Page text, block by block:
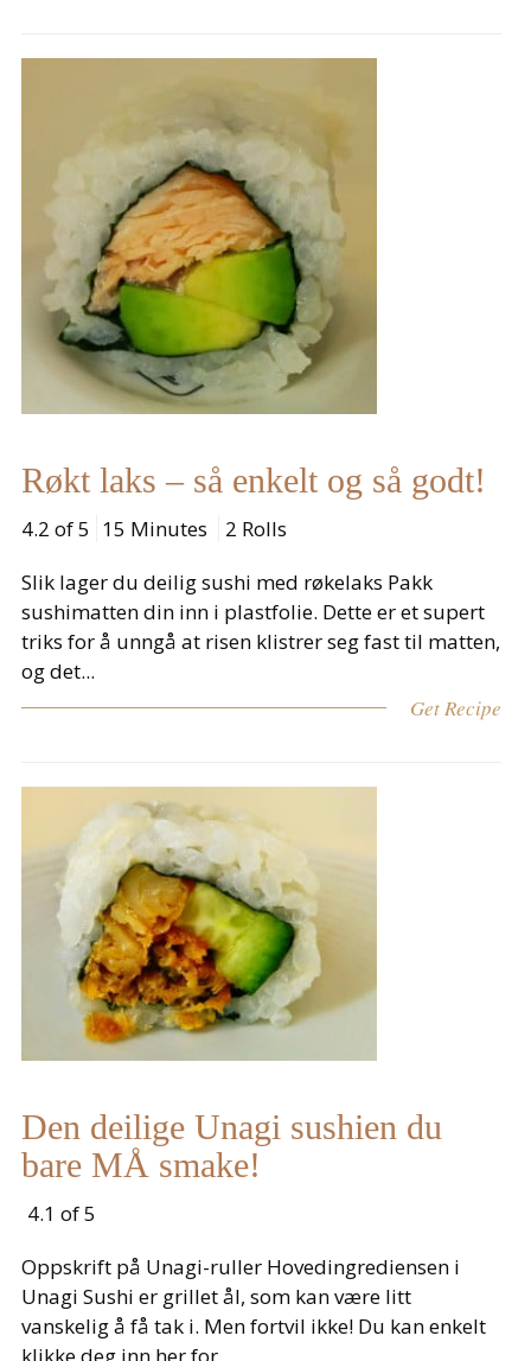
Røkt laks – så enkelt og så godt!
4.2 of 5 15 Minutes
2 Rolls
Slik lager du deilig sushi med røkelaks Pakk
sushimatten din inn i plastfolie. Dette er et supert
triks for å unngå at risen klistrer seg fast til matten,
og det...
Get Recipe
Den deilige Unagi sushien du
bare MÅ smake!
4.1 of 5
Oppskrift på Unagi-ruller Hovedingrediensen i
Unagi Sushi er grillet ål, som kan være litt
vanskelig å få tak i. Men fortvil ikke! Du kan enkelt
klikke deg inn her for...